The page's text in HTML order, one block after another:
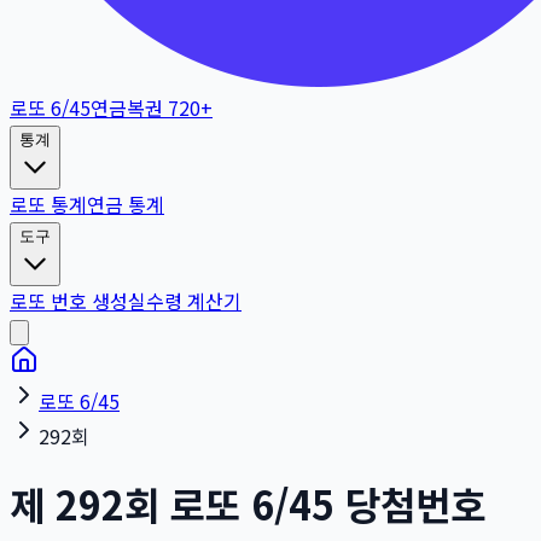
로또 6/45연금복권 720+
통계
로또 통계연금 통계
도구
로또 번호 생성실수령 계산기
로또 6/45
292회
제 292회 로또 6/45 당첨번호